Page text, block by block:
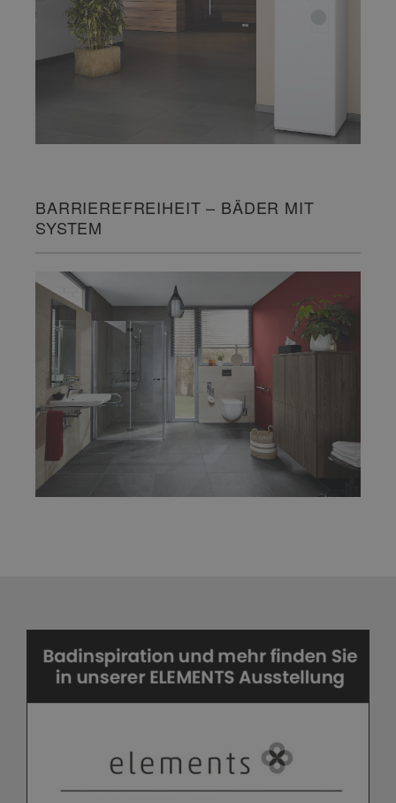
BARRIEREFREIHEIT – BÄDER MIT
SYSTEM